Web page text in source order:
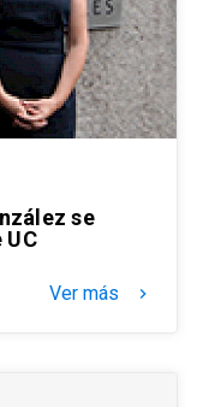
se
Ver más keyboard_arrow_right